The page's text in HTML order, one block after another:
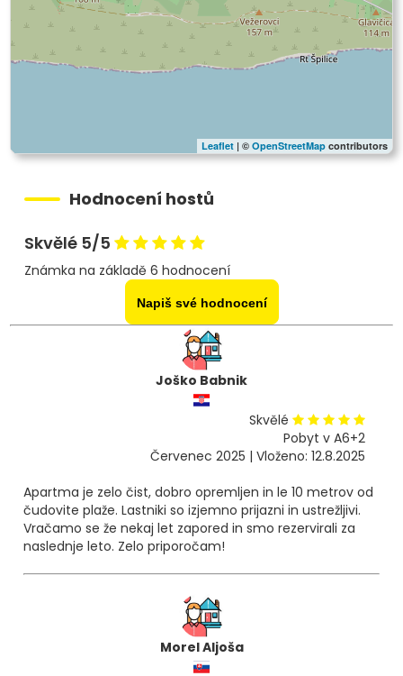
Leaflet | ©OpenStreetMap contributors
Hodnocení hostů
Skvělé 5/5
Známka na základě 6 hodnocení
Napiš své hodnocení
Joško Babnik
Skvělé
Pobyt v A6+2
Červenec 2025 | Vloženo: 12.8.2025
Apartma je zelo čist, dobro opremljen in le 10 metrov od
čudovite plaže. Lastniki so izjemno prijazni in ustrežljivi.
Vračamo se že nekaj let zapored in smo rezervirali za
naslednje leto. Zelo priporočam!
Morel Aljoša